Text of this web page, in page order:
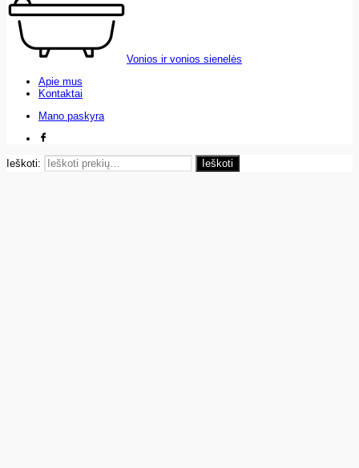
Vonios ir vonios sienelės
Apie mus
Kontaktai
Mano paskyra
Ieškoti: Ieškoti